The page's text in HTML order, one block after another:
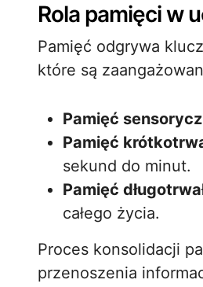
Rola pamięci w
Pamięć odgrywa
które są
Pamięć
Pamięć
sekund do minut.
Pamięć
całego życia.
Proces konsolidacji
przenoszenia